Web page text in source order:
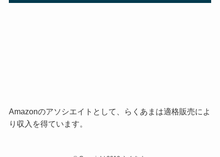
Amazonのアソシエイトとして、らくあまは適格販売によ
り収入を得ています。